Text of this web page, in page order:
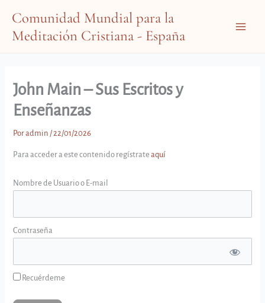
contenido
Comunidad Mundial para la
Meditación Cristiana - España
John Main – Sus Escritos y
Enseñanzas
Poradmin /22/01/2026
Para acceder a este contenido regístrateaquí
Nombre de Usuario o E-mail
Contraseña
Recuérdeme